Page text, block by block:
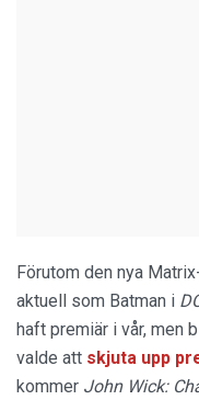
Förutom den nya
aktuell som Batman i
haft premiär i vår, men
valde att skjuta upp
kommer John Wick: